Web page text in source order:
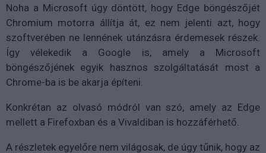
Noha a Microsoft úgy döntött, hogy Edge böngészőjét
Chromium motorra állítja át, ez nem jelenti azt, hogy
szoftverében ne lennének utánzásra érdemesek részek.
Így vélekedik a Google is, amely a Microsoft
böngészőjének egyik hasznos szolgáltatását most a
Chrome-ba is be akarja építeni.
Konkrétan az olvasó módról van szó, amely az Edge
mellett a Firefoxban és a Vivaldiban is hozzáférhető.
A részletek egyelőre nem világosak, de úgy tűnik, hogy az